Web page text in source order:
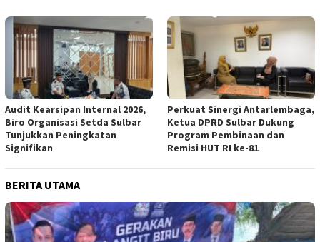
Audit Kearsipan Internal 2026,
Biro Organisasi Setda Sulbar
Tunjukkan Peningkatan
Signifikan
Perkuat Sinergi Antarlembaga,
Ketua DPRD Sulbar Dukung
Program Pembinaan dan
Remisi HUT RI ke-81
BERITA UTAMA